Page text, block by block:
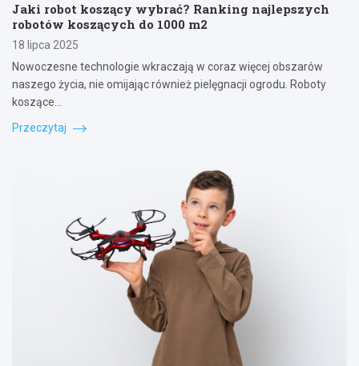
Jaki robot koszący wybrać? Ranking najlepszych
robotów koszących do 1000 m2
18 lipca 2025
Nowoczesne technologie wkraczają w coraz więcej obszarów
naszego życia, nie omijając również pielęgnacji ogrodu. Roboty
koszące…
Przeczytaj